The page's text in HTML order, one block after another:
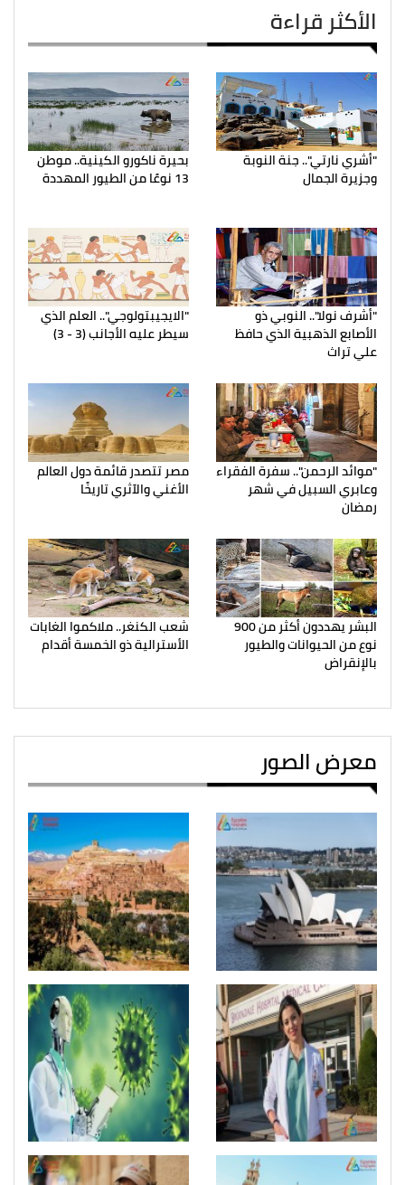
الأكثر قراءة
"أشري نارتي".. جنة النوبة
وجزيرة الجمال
بحيرة ناكورو الكينية.. موطن
13 نوعًا من الطيور المهددة
"أشرف نولا".. النوبي ذو
الأصابع الذهبية الذي حافظ
علي تراث
"الايجيبتولوجي".. العلم الذي
سيطر عليه الأجانب (3 - 3)
"موائد الرحمن".. سفرة الفقراء
وعابري السبيل في شهر
رمضان
مصر تتصدر قائمة دول العالم
الأغني والآثري تاريخًا
البشر يهددون أكثر من 900
نوع من الحيوانات والطيور
بالإنقراض
شعب الكنغر.. ملاكموا الغابات
الأسترالية ذو الخمسة أقدام
معرض الصور